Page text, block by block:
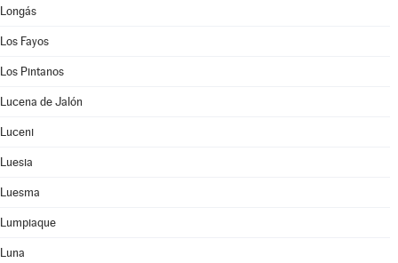
Longás
Los Fayos
Los Pintanos
Lucena de Jalón
Luceni
Luesia
Luesma
Lumpiaque
Luna